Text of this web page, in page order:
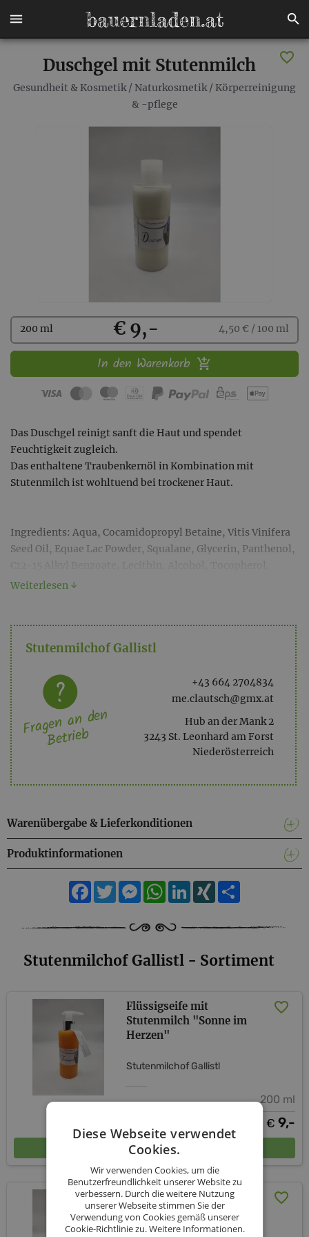
Duschgel mit Stutenmilch
Gesundheit & Kosmetik/ Naturkosmetik/ Körperreinigung
& -pflege
Kaufen
200 ml € 9,- 4,50 € / 100 ml
In den Warenkorb
Das Duschgel reinigt sanft die Haut und spendet
Feuchtigkeit zugleich.
Das enthaltene Traubenkernöl in Kombination mit
Stutenmilch ist wohltuend bei trockener Haut.
Ingredients: Aqua, Cocamidopropyl Betaine, Vitis Vinifera
Seed Oil, Equae Lac Powder, Squalane, Glycerin, Panthenol,
Ascorbyl Palmitate, Retinyl Acetate, Ascorbic Acid, Citric
Weiterlesen ↓
Stutenmilchof Gallistl
+43 664 2704834
me.clautsch@gmx.at
Hub an der Mank 2
3243 St. Leonhard am Forst
Niederösterreich
Fragen an den
Betrieb
Warenübergabe & Lieferkonditionen
Produktinformationen
Facebook
TwitterMessengerWhatsApp
LinkedIn
XING
Stutenmilchof Gallistl - Sortiment
Flüssigseife mit
Stutenmilch "Sonne im
Herzen"
Stutenmilchof Gallistl
200 ml
€ 9,-
In den Warenkorb
Flüssigseife mit
Stutenmilch Lemongras
Diese Webseite verwendet
Cookies.
Wir verwenden Cookies, um die
Benutzerfreundlichkeit unserer Website zu
verbessern. Durch die weitere Nutzung
unserer Webseite stimmen Sie der
Verwendung von Cookies gemäß unserer
Cookie-Richtlinie zu.Weitere Informationen.